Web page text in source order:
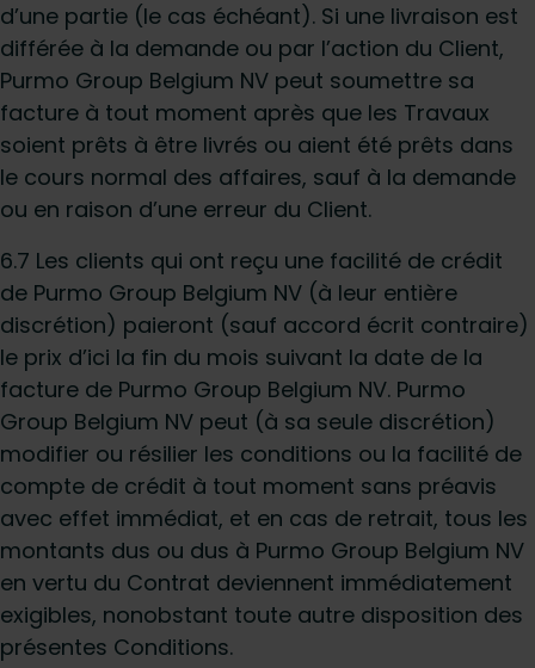
d’une partie (le cas échéant). Si une livraison est
différée à la demande ou par l’action du Client,
Purmo Group Belgium NV peut soumettre sa
facture à tout moment après que les Travaux
soient prêts à être livrés ou aient été prêts dans
le cours normal des affaires, sauf à la demande
ou en raison d’une erreur du Client.
6.7 Les clients qui ont reçu une facilité de crédit
de Purmo Group Belgium NV (à leur entière
discrétion) paieront (sauf accord écrit contraire)
le prix d’ici la fin du mois suivant la date de la
facture de Purmo Group Belgium NV. Purmo
Group Belgium NV peut (à sa seule discrétion)
modifier ou résilier les conditions ou la facilité de
compte de crédit à tout moment sans préavis
avec effet immédiat, et en cas de retrait, tous les
montants dus ou dus à Purmo Group Belgium NV
en vertu du Contrat deviennent immédiatement
exigibles, nonobstant toute autre disposition des
présentes Conditions.